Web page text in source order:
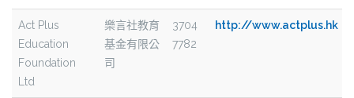
Act Plus
Education
Foundation
Ltd
樂言社教育
基金有限公
司
3704
7782
http://www.actplus.hk